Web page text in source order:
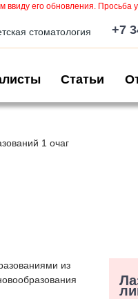
его обновления. Просьба
стоматология +7
Статьи
1 очаг
из